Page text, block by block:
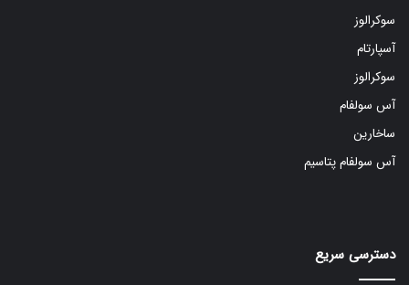
سوکرالوز
آسپارتام
سوکرالوز
آس سولفام
ساخارین
آس سولفام پتاسیم
دسترسی سریع